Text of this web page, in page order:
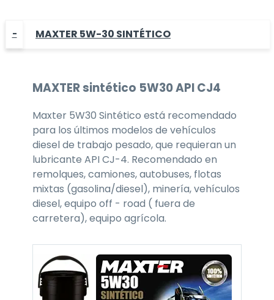
MAXTER 5W-30 SINTÉTICO
MAXTERsintético 5W30API CJ4
Maxter 5W30 Sintético está recomendado
para los últimos modelos de vehículos
diesel de trabajo pesado, que requieran un
lubricante API CJ-4. Recomendado en
remolques, camiones, autobuses, flotas
mixtas (gasolina/diesel), minería, vehículos
diesel, equipo off - road ( fuera de
carretera), equipo agrícola.